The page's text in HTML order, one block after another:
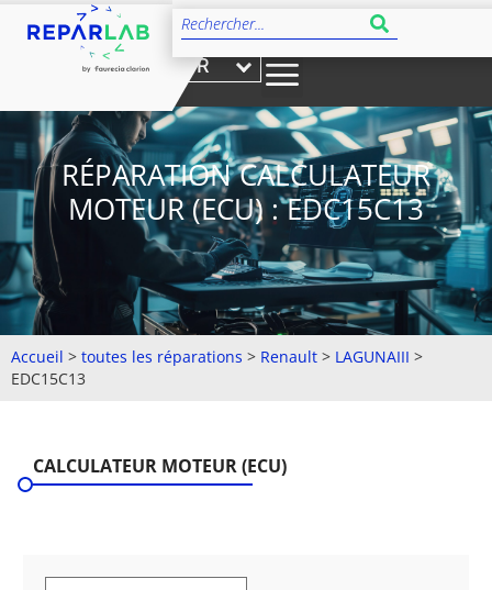
FR
RÉPARATION CALCULATEUR
MOTEUR (ECU) : EDC15C13
Accueil > toutes les réparations > Renault > LAGUNAIII >
EDC15C13
CALCULATEUR MOTEUR (ECU)